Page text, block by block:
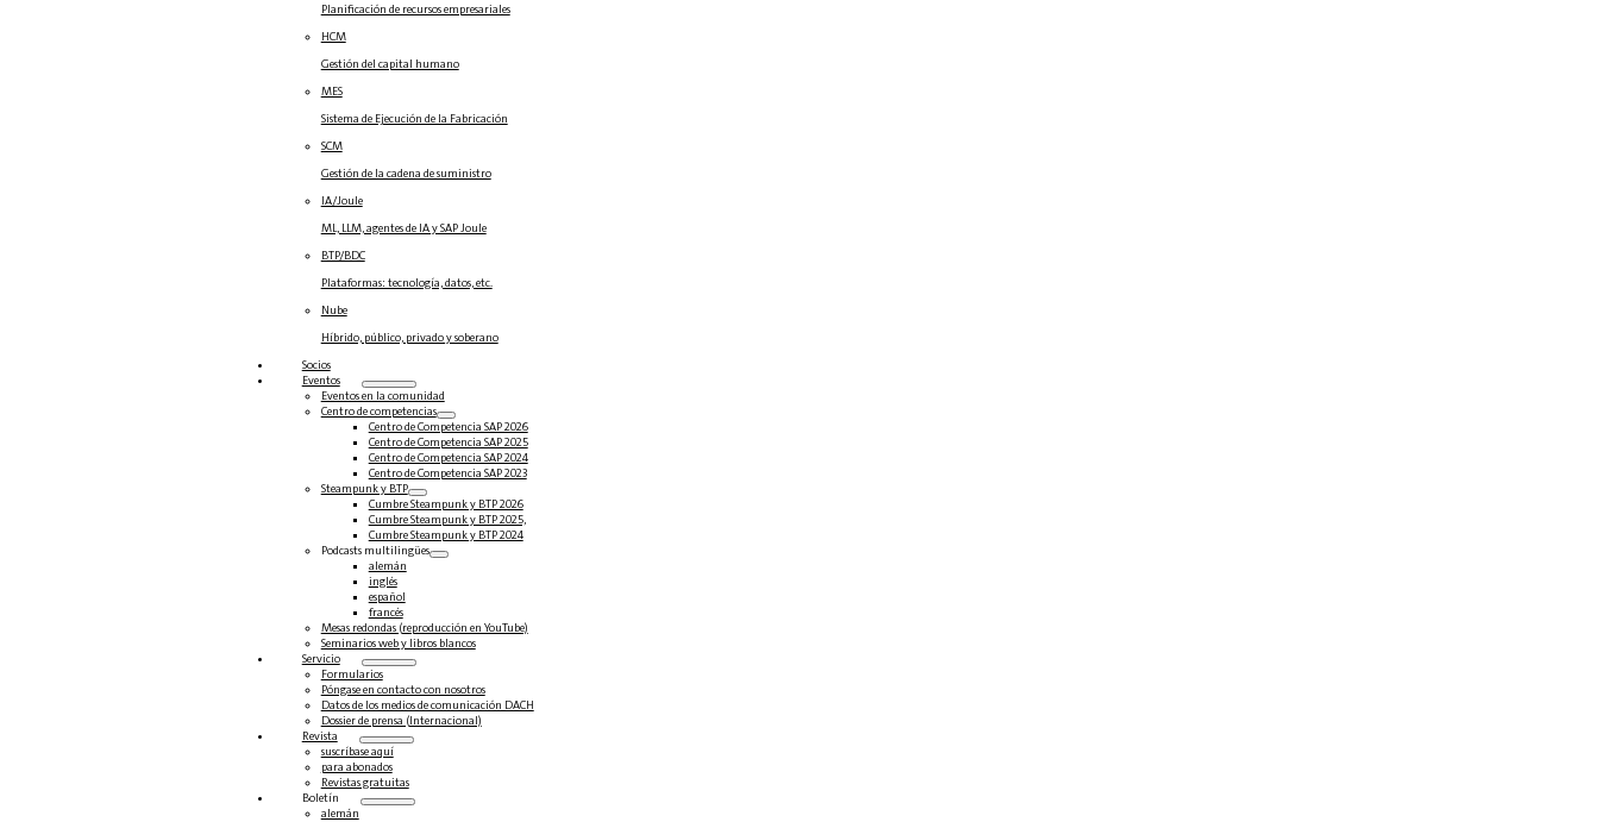
Planificación de recursos empresariales
HCM
Gestión del capital humano
MES
Sistema de Ejecución de la Fabricación
SCM
Gestión de la cadena de suministro
IA/Joule
ML, LLM, agentes de IA y SAP Joule
BTP/BDC
Plataformas: tecnología, datos, etc.
Nube
Híbrido, público, privado y soberano
Socios
Eventos
Eventos en la comunidad
Centro de competencias
Centro de Competencia SAP 2026
Centro de Competencia SAP 2025
Centro de Competencia SAP 2024
Centro de Competencia SAP 2023
Steampunk y BTP
Cumbre Steampunk y BTP 2026
Cumbre Steampunk y BTP 2025,
Cumbre Steampunk y BTP 2024
Podcasts multilingües
alemán
inglés
español
francés
Mesas redondas (reproducción en YouTube)
Seminarios web y libros blancos
Servicio
Formularios
Póngase en contacto con nosotros
Datos de los medios de comunicación DACH
Dossier de prensa (Internacional)
Revista
suscríbase aquí
para abonados
Revistas gratuitas
Boletín
alemán